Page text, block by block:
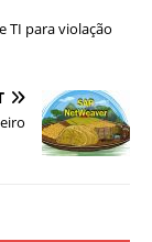
TI para violação